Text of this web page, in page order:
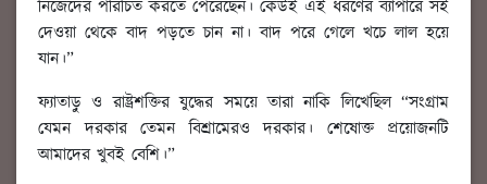
নিজেদের পরিচিত করতে পেরেছেন। কেউই এই ধরণের ব্যাপারে সই
দেওয়া থেকে বাদ পড়তে চান না। বাদ পরে গেলে খচে লাল হয়ে
যান।”
ফ্যাতাড়ু ও রাষ্ট্রশক্তির যুদ্ধের সময়ে তারা নাকি লিখেছিল “সংগ্রাম
যেমন দরকার তেমন বিশ্রামেরও দরকার। শেষোক্ত প্রয়োজনটি
আমাদের খুবই বেশি।”